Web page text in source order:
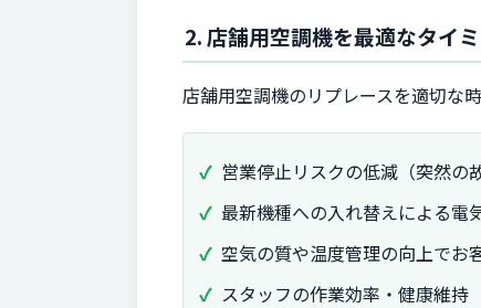
2. 店舗用空調機を最適なタイ
店舗用空調機のリプレースを適切な
営業停止リスクの低減（突然の
最新機種への入れ替えによる電
空気の質や温度管理の向上でお
スタッフの作業効率・健康維持